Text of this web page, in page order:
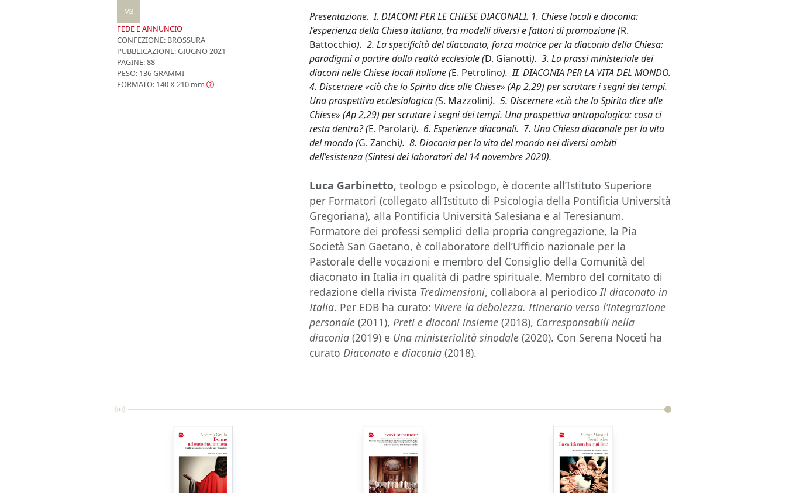
M3
FEDE E ANNUNCIO
CONFEZIONE: BROSSURA
PUBBLICAZIONE:GIUGNO 2021
PAGINE: 88
PESO: 136 GRAMMI
FORMATO: 140 X 210 mm
Presentazione. I. DIACONI PER LE CHIESE DIACONALI. 1. Chiese locali e diaconia:
l’esperienza della Chiesa italiana, tra modelli diversi e fattori di promozione (R.
Battocchio). 2. La specificità del diaconato, forza motrice per la diaconia della Chiesa:
paradigmi a partire dalla realtà ecclesiale (D. Gianotti). 3. La prassi ministeriale dei
diaconi nelle Chiese locali italiane (E. Petrolino). II. DIACONIA PER LA VITA DEL MONDO.
4. Discernere «ciò che lo Spirito dice alle Chiese» (Ap 2,29) per scrutare i segni dei tempi.
Una prospettiva ecclesiologica (S. Mazzolini). 5. Discernere «ciò che lo Spirito dice alle
Chiese» (Ap 2,29) per scrutare i segni dei tempi. Una prospettiva antropologica: cosa ci
resta dentro? (E. Parolari). 6. Esperienze diaconali. 7. Una Chiesa diaconale per la vita
del mondo (G. Zanchi). 8. Diaconia per la vita del mondo nei diversi ambiti
dell’esistenza (Sintesi dei laboratori del 14 novembre 2020).
Luca Garbinetto, teologo e psicologo, è docente all’Istituto Superiore
per Formatori (collegato all’Istituto di Psicologia della Pontificia Università
Gregoriana), alla Pontificia Università Salesiana e al Teresianum.
Formatore dei professi semplici della propria congregazione, la Pia
Società San Gaetano, è collaboratore dell’Ufficio nazionale per la
Pastorale delle vocazioni e membro del Consiglio della Comunità del
diaconato in Italia in qualità di padre spirituale. Membro del comitato di
redazione della rivista Tredimensioni, collabora al periodicoIl diaconato in
Italia. Per EDB ha curato: Vivere la debolezza. Itinerario verso l’integrazione
personale (2011),Preti e diaconi insieme (2018), Corresponsabili nella
diaconia (2019) e Una ministerialità sinodale (2020). Con Serena Noceti ha
curatoDiaconato e diaconia (2018).